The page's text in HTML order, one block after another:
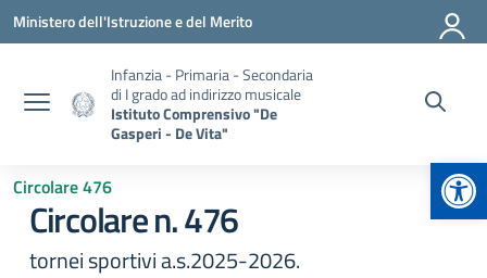
Vai ai contenuti
Vai al menu di navigazione
Vai al footer
Ministero dell'Istruzione e del Merito
Infanzia - Primaria - Secondaria
di I grado ad indirizzo musicale
Istituto Comprensivo "De
Gasperi - De Vita"
Circolare 476
Circolare n. 476
tornei sportivi a.s.2025-2026.